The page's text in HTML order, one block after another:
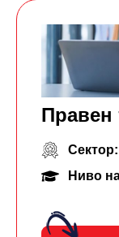
Правен
Сектор:
Ниво